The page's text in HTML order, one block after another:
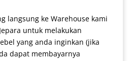
langsung ke Warehouse kami
untuk melakukan
yang anda inginkan (jika
dapat membayarnya